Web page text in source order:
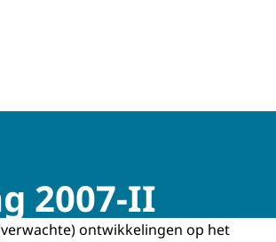
2007-II
ontwikkelingen op het